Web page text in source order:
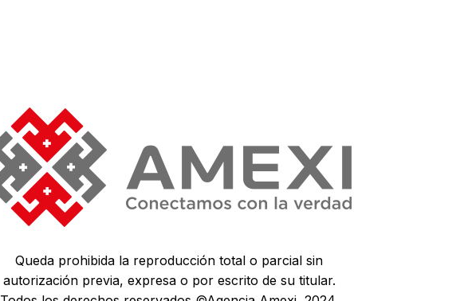
Queda prohibida la reproducción total o parcial sin
autorización previa, expresa o por escrito de su titular.